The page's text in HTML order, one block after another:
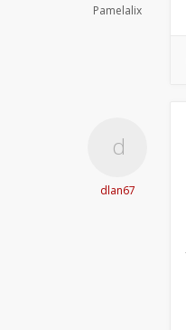
Pamelalix
dlan67